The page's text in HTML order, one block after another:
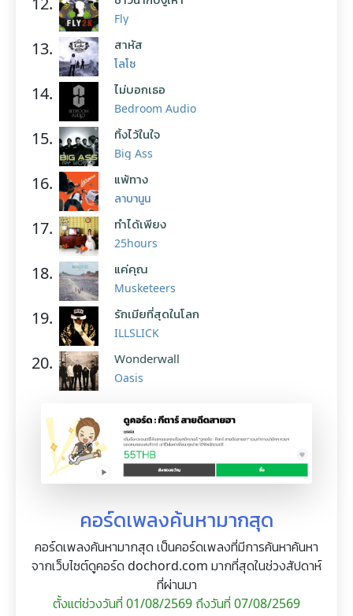
Fly
13. สาหัส
โลโซ
14. ไม่บอกเธอ
Bedroom Audio
15. ทิ้งไว้ในใจ
Big Ass
16. แพ้ทาง
ลาบานูน
17. ทำได้เพียง
25hours
18. แค่คุณ
Musketeers
19. รักเมียที่สุดในโลก
ILLSLICK
20. Wonderwall
Oasis
คอร์ดเพลงค้นหามากสุด
คอร์ดเพลงค้นหามากสุด เป็นคอร์ดเพลงที่มีการค้นหาค้นหา
จากเว็บไซต์ดูคอร์ด dochord.com มากที่สุดในช่วงสัปดาห์
ที่ผ่านมา
ตั้งแต่ช่วงวันที่ 01/08/2569 ถึงวันที่ 07/08/2569